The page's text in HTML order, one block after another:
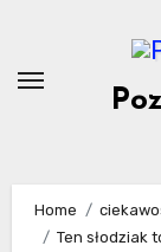
content
Home
Ten słodziak